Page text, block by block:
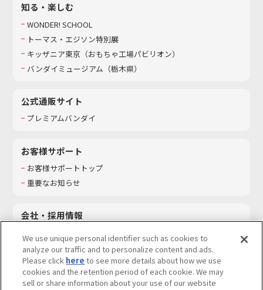
知る・楽しむ
WONDER! SCHOOL
トーマス・エジソン特別展
キッザニア東京（おもちゃ工場パビリオン）​
バンダイミュージアム（栃木県）
公式通販サイト
プレミアムバンダイ
お客様サポート
お客様サポートトップ
重要なお知らせ
会社・採用情報
採用情報
サステナビリティ
お問い合わせ
We use unique personal identifier such as cookies to
analyze our traffic and to personalize content and ads.
Please click here to see more details about how we use
cookies and the retention period of each cookie. We may
sell or share information about your use of our website